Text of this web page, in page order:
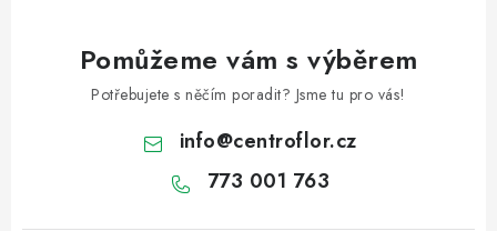
Pomůžeme vám s výběrem
Potřebujete s něčím poradit? Jsme tu pro vás!
info@centroflor.cz
773 001 763